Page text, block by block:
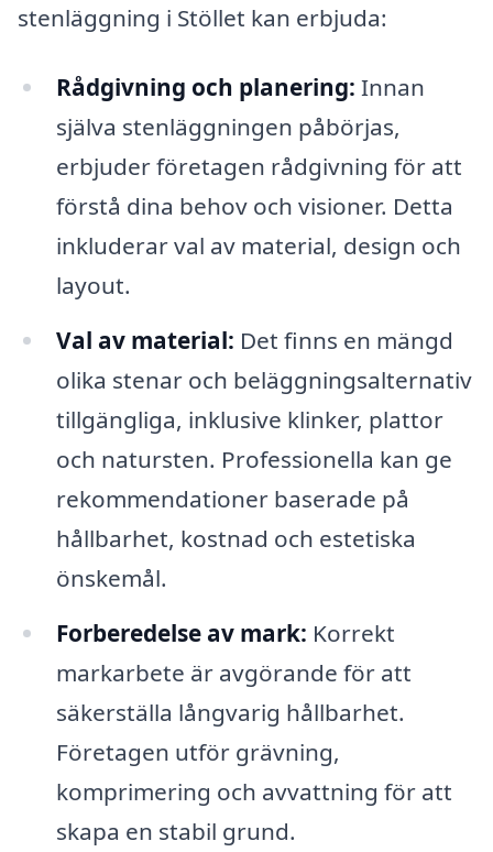
stenläggning i Stöllet kan erbjuda:
Rådgivning och planering: Innan
själva stenläggningen påbörjas,
erbjuder företagen rådgivning för att
förstå dina behov och visioner. Detta
inkluderar val av material, design och
layout.
Val av material: Det finns en mängd
olika stenar och beläggningsalternativ
tillgängliga, inklusive klinker, plattor
och natursten. Professionella kan ge
rekommendationer baserade på
hållbarhet, kostnad och estetiska
önskemål.
Forberedelse av mark: Korrekt
markarbete är avgörande för att
säkerställa långvarig hållbarhet.
Företagen utför grävning,
komprimering och avvattning för att
skapa en stabil grund.